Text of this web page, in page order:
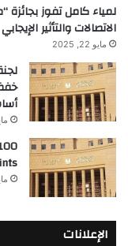
لمياء كامل تفوز بجائزة
الاتصالات والتأثير الإيجابي
مايو 22, 2025
مايو
مايو
الإعلانات